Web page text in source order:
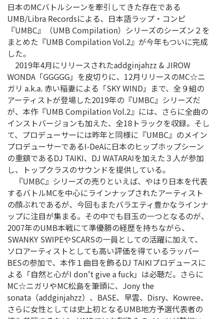
日本のMCバトルシーンを牽引してきた存在である
UMB/Libra Recordsによる、日本語ラップ・コンピ
『UMBC』（UMB Compilation）シリーズのシーズン２を
まとめた『UMB Compilation Vol.2』が今年もついに完成
した。
2019年4月にリリースされたaddginjahzz & JIROW
WONDA「GGGGG」を皮切りに、12月リリースのMC☆ニ
ガリ a.k.a. 赤い稲妻による「SKY WIND」まで、全９組の
アーティストが登場した2019年の『UMBC』シリーズだ
が、本作『UMB Compilation Vol.2』には、さらに全曲の
インストバージョンも加えた、全18トラックを収録。そし
て、プロデューサーには昨年と同様に『UMBC』のメイン
プロデューサーであるI-DeAに日本のヒップホップシーン
の重鎮であるDJ TAIKI、DJ WATARAIを加えた３人が参加
し、トップクラスのサウンドを提供している。
『UMBC』シリーズの売りといえば、やはり日本を代表
するバトルMCを中心にラインナップされたアーティスト
の顔ぶれであるが、今回もまたバラエティ豊かなラインナ
ップに注目が集まる。その中でも目玉の一つとなるのが、
2007年のUMB本戦にて準優勝の経歴を持ちながら、
SWANKY SWIPEやSCARSの一員としての活躍に加えて、
ソロアーティストとしても高い評価を得ているラッパー
BESの参加で、本作１曲目を飾るDJ TAIKIプロデュースに
よる「自然と心がI don’t give a fuck」は必聴だ。さらに
MC☆ニガリやMC松島を筆頭に、Jony the
sonata（addginjahzz）、BASE、早雲、Disry、Kowree、
さらに女性としては史上初となるUMB地方予選代表者の